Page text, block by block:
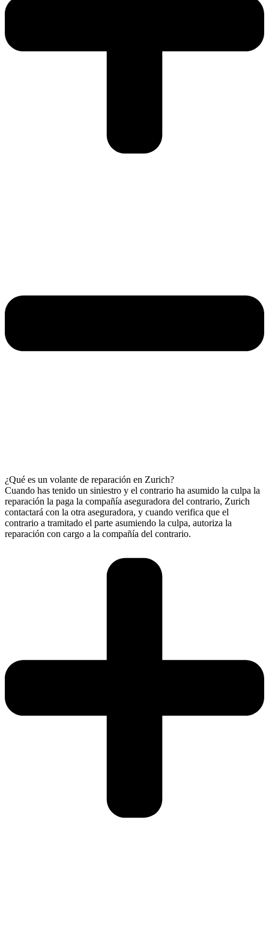
¿Qué es un volante de reparación en Zurich?
Cuando has tenido un siniestro y el contrario ha asumido la culpa la
reparación la paga la compañía aseguradora del contrario, Zurich
contactará con la otra aseguradora, y cuando verifica que el
contrario a tramitado el parte asumiendo la culpa, autoriza la
reparación con cargo a la compañía del contrario.